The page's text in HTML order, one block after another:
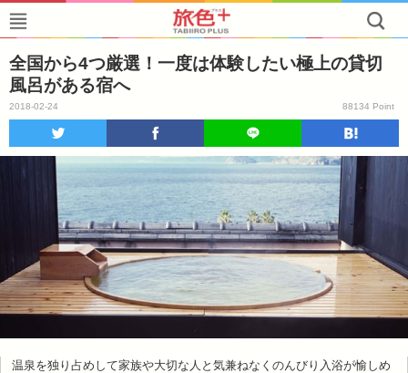
全国から4つ厳選！一度は体験したい極上の貸切
風呂がある宿へ
2018-02-24 88134 Point
温泉を独り占めして家族や大切な人と気兼ねなくのんびり入浴が愉しめ